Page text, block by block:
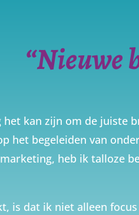
het kan zijn om de juiste
het begeleiden van
heb ik talloze
is dat ik niet alleen